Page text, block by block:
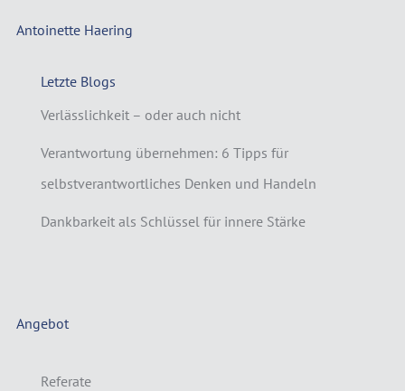
Antoinette Haering
Letzte Blogs
Verlässlichkeit – oder auch nicht
Verantwortung übernehmen: 6 Tipps für
selbstverantwortliches Denken und Handeln
Dankbarkeit als Schlüssel für innere Stärke
Angebot
Referate